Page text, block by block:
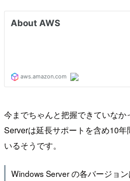
今までちゃんと把握できていな
Serverは延長サポートを含め10
いるそうです。
Windows Server の各バージョン